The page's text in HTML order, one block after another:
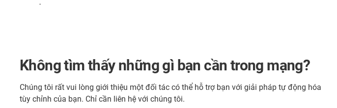
-
Không tìm thấy những gì bạn cần trong mạng?
Chúng tôi rất vui lòng giới thiệu một đối tác có thể hỗ trợ bạn với giải pháp tự động hóa
tùy chỉnh của bạn. Chỉ cần liên hệ với chúng tôi.